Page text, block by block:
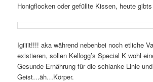
Honigflocken oder gefüllte Kissen, heute
Igiiiit!!!! aka während nebenbei noch etliche
existieren, sollen Kellogg’s Special K wohl
Gesunde Ernährung für die schlanke Linie
Geist…äh…Körper.